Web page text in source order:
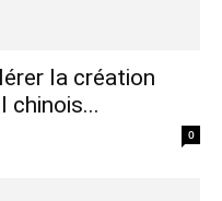
la création
chinois...
0